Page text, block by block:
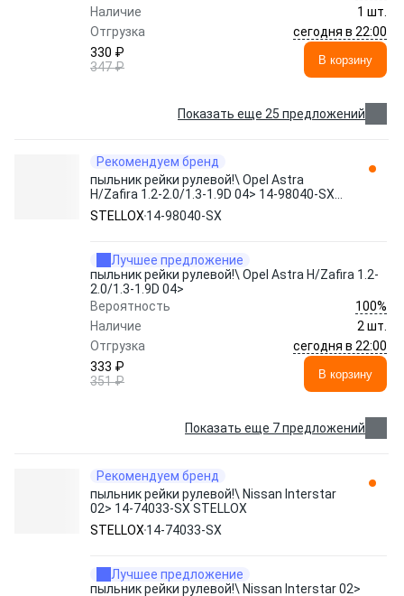
Наличие
1 шт.
Отгрузка
сегодня в 22:00
330 ₽
347 ₽
В корзину
Показать еще 25 предложений
Рекомендуем бренд
пыльник рейки рулевой!\ Opel Astra
H/Zafira 1.2-2.0/1.3-1.9D 04> 14-98040-SX
STELLOX
STELLOX 14-98040-SX
Лучшее предложение
пыльник рейки рулевой!\ Opel Astra H/Zafira 1.2-
2.0/1.3-1.9D 04>
Вероятность
100%
Наличие
2 шт.
Отгрузка
сегодня в 22:00
333 ₽
351 ₽
В корзину
Показать еще 7 предложений
Рекомендуем бренд
пыльник рейки рулевой!\ Nissan Interstar
02> 14-74033-SX STELLOX
STELLOX 14-74033-SX
Лучшее предложение
пыльник рейки рулевой!\ Nissan Interstar 02>